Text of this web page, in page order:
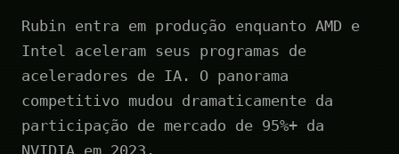
Rubin entra em produção enquanto AMD e
Intel aceleram seus programas de
aceleradores de IA. O panorama
competitivo mudou dramaticamente da
participação de mercado de 95%+ da
NVIDIA em 2023.